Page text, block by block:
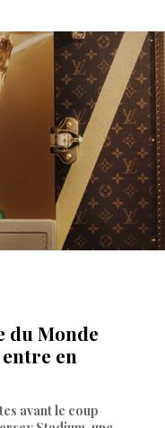
du Monde
en
avant le coup